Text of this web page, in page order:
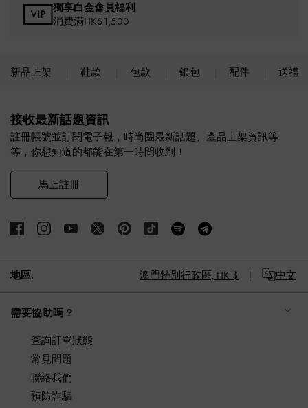
獨享白金會員福利
消費滿HK$1,500
新品上架 鞋款 包款 銀包 配件 送禮
接收最新話題資訊
註冊帳號並訂閱電子報，時尚圈最新話題、產品上架資訊等
等，你想知道的都能在第一時間收到！
馬上註冊
地區: 澳門特別行政區, HK $ 中文
需要協助嗎？
查詢訂單狀態
常見問題
聯絡我們
預防詐騙